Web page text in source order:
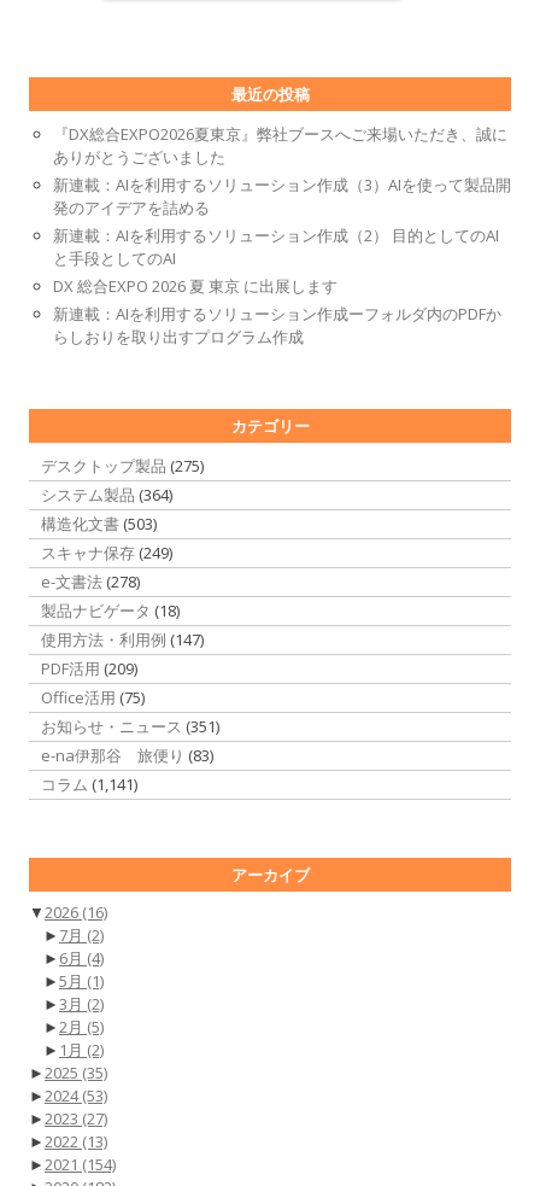
最近の投稿
『DX総合EXPO2026夏東京』弊社ブースへご来場いただき、誠に
ありがとうございました
新連載：AIを利用するソリューション作成（3）AIを使って製品開
発のアイデアを詰める
新連載：AIを利用するソリューション作成（2） 目的としてのAI
と手段としてのAI
DX 総合EXPO 2026 夏 東京 に出展します
新連載：AIを利用するソリューション作成ーフォルダ内のPDFか
らしおりを取り出すプログラム作成
カテゴリー
デスクトップ製品 (275)
システム製品 (364)
構造化文書 (503)
スキャナ保存 (249)
e-文書法 (278)
製品ナビゲータ (18)
使用方法・利用例 (147)
PDF活用 (209)
Office活用 (75)
お知らせ・ニュース (351)
e-na伊那谷 旅便り (83)
コラム (1,141)
アーカイブ
▼2026 (16)
► 7月 (2)
► 6月 (4)
►5月 (1)
►3月 (2)
►2月 (5)
► 1月 (2)
►2025 (35)
►2024(53)
►2023 (27)
►2022 (13)
►2021 (154)